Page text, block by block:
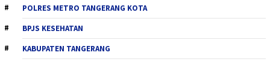
POLRES METRO TANGERANG KOTA
BPJS KESEHATAN
KABUPATEN TANGERANG